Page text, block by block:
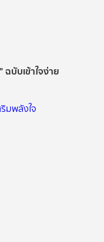
บับเข้าใจง่าย